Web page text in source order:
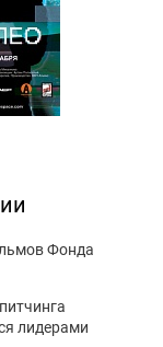
Фонда
лидерами